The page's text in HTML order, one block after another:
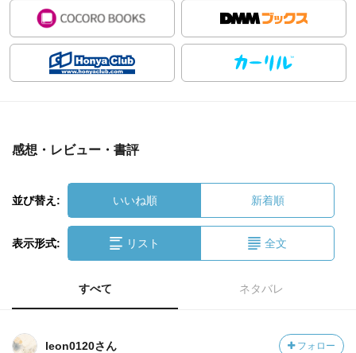
感想・レビュー・書評
並び替え: いいね順 新着順
表示形式: リスト 全文
すべて ネタバレ
leon0120さん フォロー